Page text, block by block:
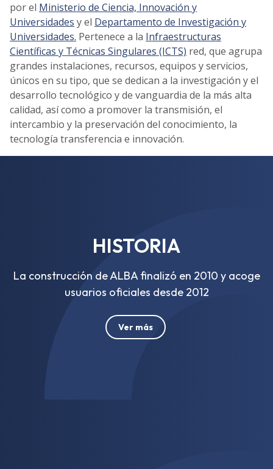
por el Ministerio de Ciencia, Innovación y
Universidades y el Departamento de Investigación y
Universidades. Pertenece a la Infraestructuras
Científicas y Técnicas Singulares (ICTS) red, que agrupa
grandes instalaciones, recursos, equipos y servicios,
únicos en su tipo, que se dedican a la investigación y el
desarrollo tecnológico y de vanguardia de la más alta
calidad, así como a promover la transmisión, el
intercambio y la preservación del conocimiento, la
tecnología transferencia e innovación.
HISTORIA
La construcción de ALBA finalizó en 2010 y acoge
usuarios oficiales desde 2012
Ver más